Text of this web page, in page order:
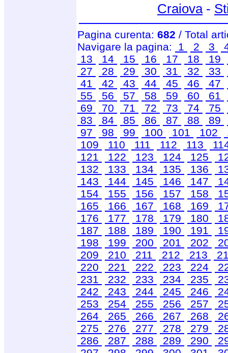
Craiova-
Pagina curenta: 682 / Total
Navigare la pagina:
1 2 3
13
14 15 16 17 18 19
27
28 29 30 31 32 33
41
42 43 44 45 46 47
55
56 57 58 59 60 61
69
70 71 72 73 74 75
83
84 85 86 87 88 89
97
98 99 100 101 102
109
110 111 112 113
121
122 123 124 125
132
133 134 135 136
143
144 145 146 147
154
155 156 157 158
165
166 167 168 169
176
177 178 179 180
187
188 189 190 191
198
199 200 201 202
209
210 211 212 213
220
221 222 223 224
231
232 233 234 235
242
243 244 245 246
253
254 255 256 257
264
265 266 267 268
275
276 277 278 279
286
287 288 289 290